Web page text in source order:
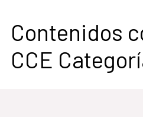
Centro
Contenidos
CCE